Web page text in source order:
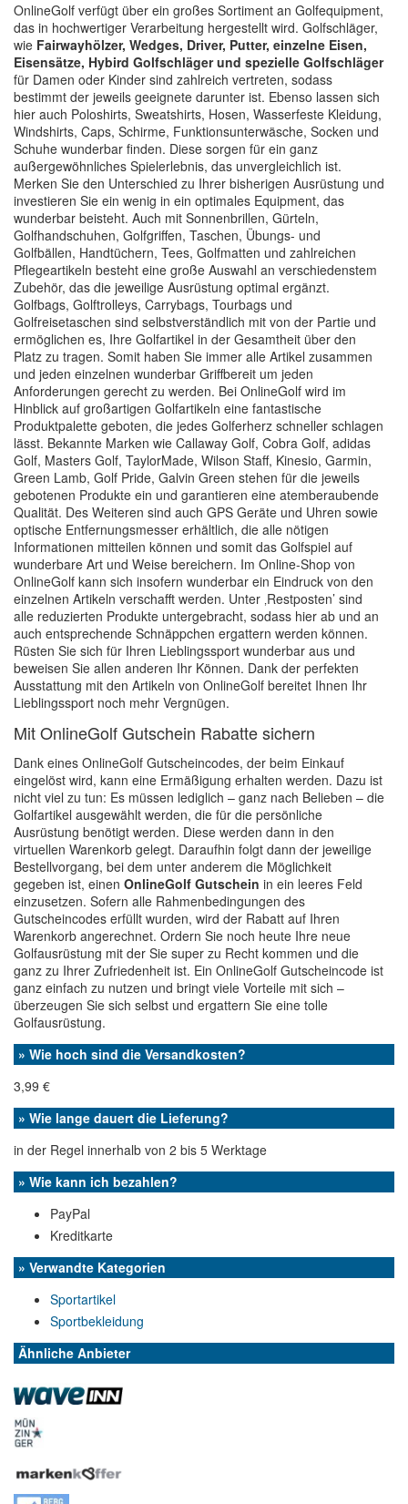
OnlineGolf verfügt über ein großes Sortiment an Golfequipment,
das in hochwertiger Verarbeitung hergestellt wird. Golfschläger,
wie Fairwayhölzer, Wedges, Driver, Putter, einzelne Eisen,
Eisensätze, Hybird Golfschläger und spezielle Golfschläger
für Damen oder Kinder sind zahlreich vertreten, sodass
bestimmt der jeweils geeignete darunter ist. Ebenso lassen sich
hier auch Poloshirts, Sweatshirts, Hosen, Wasserfeste Kleidung,
Windshirts, Caps, Schirme, Funktionsunterwäsche, Socken und
Schuhe wunderbar finden. Diese sorgen für ein ganz
außergewöhnliches Spielerlebnis, das unvergleichlich ist.
Merken Sie den Unterschied zu Ihrer bisherigen Ausrüstung und
investieren Sie ein wenig in ein optimales Equipment, das
wunderbar beisteht. Auch mit Sonnenbrillen, Gürteln,
Golfhandschuhen, Golfgriffen, Taschen, Übungs- und
Golfbällen, Handtüchern, Tees, Golfmatten und zahlreichen
Pflegeartikeln besteht eine große Auswahl an verschiedenstem
Zubehör, das die jeweilige Ausrüstung optimal ergänzt.
Golfbags, Golftrolleys, Carrybags, Tourbags und
Golfreisetaschen sind selbstverständlich mit von der Partie und
ermöglichen es, Ihre Golfartikel in der Gesamtheit über den
Platz zu tragen. Somit haben Sie immer alle Artikel zusammen
und jeden einzelnen wunderbar Griffbereit um jeden
Anforderungen gerecht zu werden. Bei OnlineGolf wird im
Hinblick auf großartigen Golfartikeln eine fantastische
Produktpalette geboten, die jedes Golferherz schneller schlagen
lässt. Bekannte Marken wie Callaway Golf, Cobra Golf, adidas
Golf, Masters Golf, TaylorMade, Wilson Staff, Kinesio, Garmin,
Green Lamb, Golf Pride, Galvin Green stehen für die jeweils
gebotenen Produkte ein und garantieren eine atemberaubende
Qualität. Des Weiteren sind auch GPS Geräte und Uhren sowie
optische Entfernungsmesser erhältlich, die alle nötigen
Informationen mitteilen können und somit das Golfspiel auf
wunderbare Art und Weise bereichern. Im Online-Shop von
OnlineGolf kann sich insofern wunderbar ein Eindruck von den
einzelnen Artikeln verschafft werden. Unter ‚Restposten’ sind
alle reduzierten Produkte untergebracht, sodass hier ab und an
auch entsprechende Schnäppchen ergattern werden können.
Rüsten Sie sich für Ihren Lieblingssport wunderbar aus und
beweisen Sie allen anderen Ihr Können. Dank der perfekten
Ausstattung mit den Artikeln von OnlineGolf bereitet Ihnen Ihr
Lieblingssport noch mehr Vergnügen.
Mit OnlineGolf Gutschein Rabatte sichern
Dank eines OnlineGolf Gutscheincodes, der beim Einkauf
eingelöst wird, kann eine Ermäßigung erhalten werden. Dazu ist
nicht viel zu tun: Es müssen lediglich – ganz nach Belieben – die
Golfartikel ausgewählt werden, die für die persönliche
Ausrüstung benötigt werden. Diese werden dann in den
virtuellen Warenkorb gelegt. Daraufhin folgt dann der jeweilige
Bestellvorgang, bei dem unter anderem die Möglichkeit
gegeben ist, einen OnlineGolf Gutschein in ein leeres Feld
einzusetzen. Sofern alle Rahmenbedingungen des
Gutscheincodes erfüllt wurden, wird der Rabatt auf Ihren
Warenkorb angerechnet. Ordern Sie noch heute Ihre neue
Golfausrüstung mit der Sie super zu Recht kommen und die
ganz zu Ihrer Zufriedenheit ist. Ein OnlineGolf Gutscheincode ist
ganz einfach zu nutzen und bringt viele Vorteile mit sich –
überzeugen Sie sich selbst und ergattern Sie eine tolle
Golfausrüstung.
» Wie hoch sind die Versandkosten?
3,99 €
» Wie lange dauert die Lieferung?
in der Regel innerhalb von 2 bis 5 Werktage
» Wie kann ich bezahlen?
PayPal
Kreditkarte
» Verwandte Kategorien
Sportartikel
Sportbekleidung
Ähnliche Anbieter